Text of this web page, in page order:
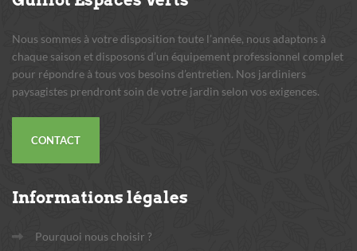
Nous sommes à votre disposition toute l’année, nous adaptons à
chaque saison et disposons d’un équipement professionnel complet
pour répondre à tous vos besoins d’entretien. Nos jardiniers
paysagistes prendront soin de votre jardin selon vos exigences.
CONTACT
Informations légales
Pourquoi nous choisir ?